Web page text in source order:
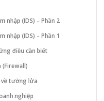
nhập (IDS) – Phần 2
nhập (IDS) – Phần 1
điều cần biết
về tường lửa
nghiệp